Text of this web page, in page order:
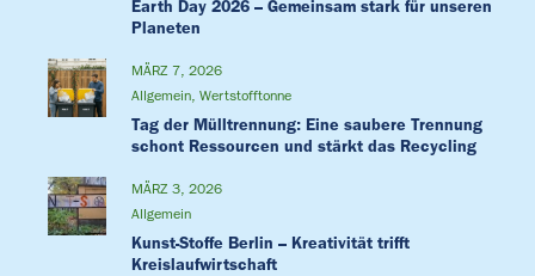
Earth Day 2026 – Gemeinsam stark für unseren
Planeten
MÄRZ 7, 2026
Allgemein, Wertstofftonne
Tag der Mülltrennung: Eine saubere Trennung
schont Ressourcen und stärkt das Recycling
MÄRZ 3, 2026
Allgemein
Kunst-Stoffe Berlin – Kreativität trifft
Kreislaufwirtschaft